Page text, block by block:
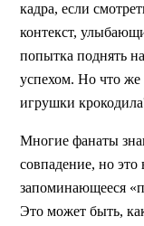
кадра, если
контекст,
попытка поднять
успехом. Но что же
игрушки
Многие фанаты
совпадение, но это
запоминающееся
Это может быть,